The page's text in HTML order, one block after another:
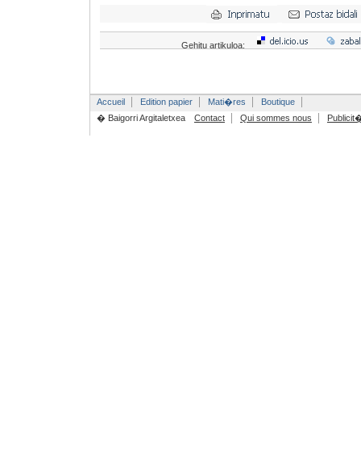
Gehitu artikuloa:
Accueil Edition papier Mati�res
Boutique
� Baigorri Argitaletxea
Contact Qui sommes nous